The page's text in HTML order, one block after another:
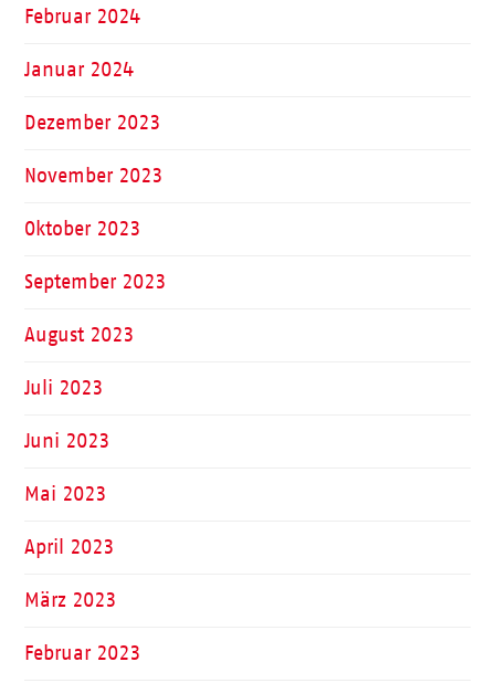
Februar 2024
Januar 2024
Dezember 2023
November 2023
Oktober 2023
September 2023
August 2023
Juli 2023
Juni 2023
Mai 2023
April 2023
März 2023
Februar 2023